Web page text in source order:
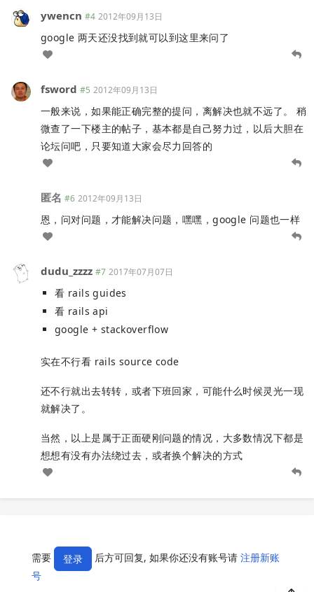
ywencn #4 2012年09月13日
google 两天还没找到就可以到这里来问了
fsword #5 2012年09月13日
一般来说，如果能正确完整的提问，离解决也就不远了。 稍
微查了一下楼主的帖子，基本都是自己努力过，以后大胆在
论坛问吧，只要知道大家会尽力回答的
匿名 #6 2012年09月13日
恩，问对问题，才能解决问题，嘿嘿，google 问题也一样
dudu_zzzz #7 2017年07月07日
看 rails guides
看 rails api
google + stackoverflow
实在不行看 rails source code
还不行就出去转转，或者下班回家，可能什么时候灵光一现
就解决了。
当然，以上是属于正面硬刚问题的情况，大多数情况下都是
想想有没有办法绕过去，或者换个解决的方式
需要 登录 后方可回复, 如果你还没有账号请 注册新账
号